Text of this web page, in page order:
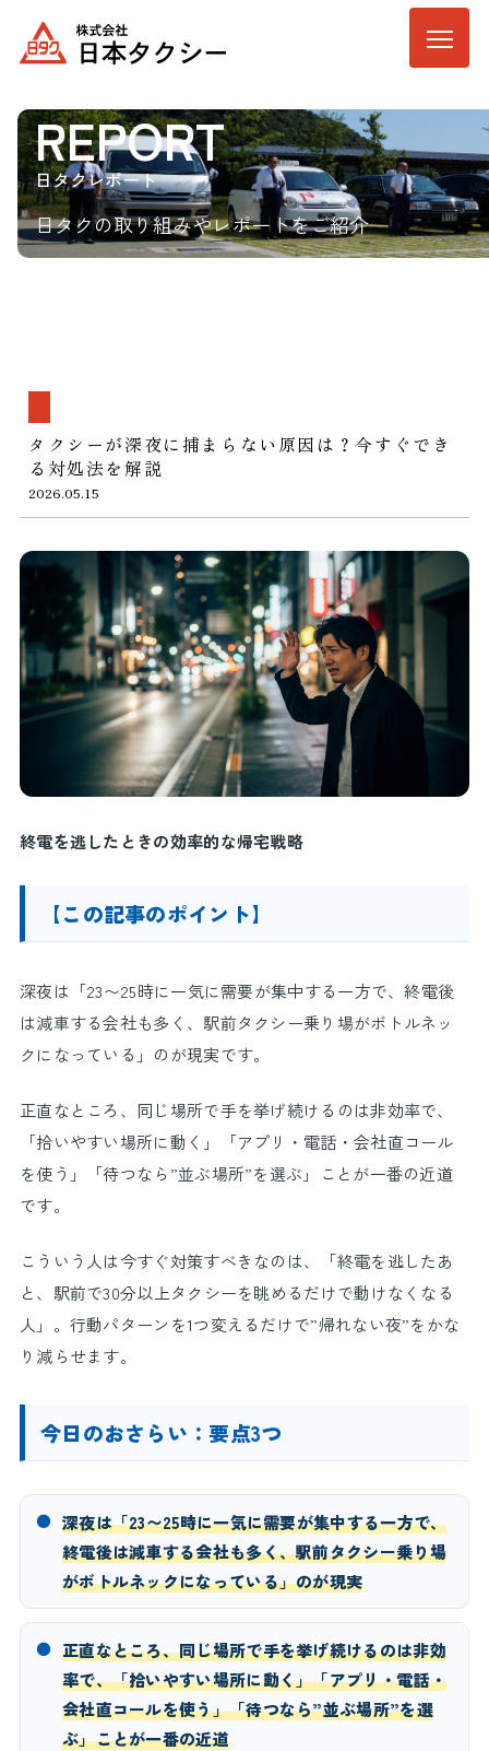
REPORT
日タクレポート
日タクの取り組みやレポートをご紹介
タクシーが深夜に捕まらない原因は？今すぐでき
る対処法を解説
2026.05.15
終電を逃したときの効率的な帰宅戦略
【この記事のポイント】
深夜は「23〜25時に一気に需要が集中する一方で、終電後
は減車する会社も多く、駅前タクシー乗り場がボトルネッ
クになっている」のが現実です。
正直なところ、同じ場所で手を挙げ続けるのは非効率で、
「拾いやすい場所に動く」「アプリ・電話・会社直コール
を使う」「待つなら”並ぶ場所”を選ぶ」ことが一番の近道
です。
こういう人は今すぐ対策すべきなのは、「終電を逃したあ
と、駅前で30分以上タクシーを眺めるだけで動けなくなる
人」。行動パターンを1つ変えるだけで”帰れない夜”をかな
り減らせます。
今日のおさらい：要点3つ
● 深夜は「23〜25時に一気に需要が集中する一方で、
終電後は減車する会社も多く、駅前タクシー乗り場
がボトルネックになっている」のが現実
● 正直なところ、同じ場所で手を挙げ続けるのは非効
率で、「拾いやすい場所に動く」「アプリ・電話・
会社直コールを使う」「待つなら”並ぶ場所”を選
ぶ」ことが一番の近道